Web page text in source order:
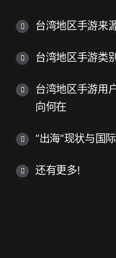
台湾地区手游来
台湾地区手游类
台湾地区手游用
向何在
“出海”现状与国
还有更多!